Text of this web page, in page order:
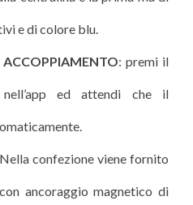
e di colore blu.
: premi il
ed attendi che il
confezione viene fornito
ancoraggio magnetico di